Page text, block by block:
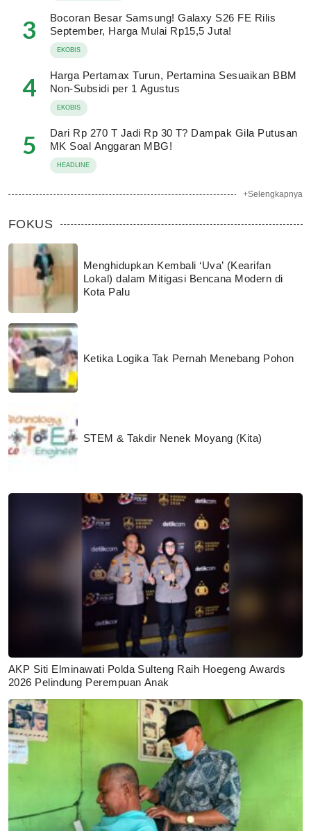
3
Bocoran Besar Samsung! Galaxy S26 FE Rilis
September, Harga Mulai Rp15,5 Juta!
EKOBIS
4
Harga Pertamax Turun, Pertamina Sesuaikan BBM
Non-Subsidi per 1 Agustus
EKOBIS
5
Dari Rp 270 T Jadi Rp 30 T? Dampak Gila Putusan
MK Soal Anggaran MBG!
HEADLINE
+Selengkapnya
FOKUS
Menghidupkan Kembali ‘Uva’ (Kearifan
Lokal) dalam Mitigasi Bencana Modern di
Kota Palu
Ketika Logika Tak Pernah Menebang Pohon
STEM & Takdir Nenek Moyang (Kita)
AKP Siti Elminawati Polda Sulteng Raih Hoegeng Awards
2026 Pelindung Perempuan Anak